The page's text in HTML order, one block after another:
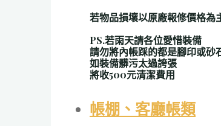
若物品損壞以原廠報修價格為
PS.若雨天請各位愛惜裝備
請勿將內帳踩的都是腳印或砂
如裝備髒污太過誇張
將收500元清潔費用
帳棚、客廳帳類